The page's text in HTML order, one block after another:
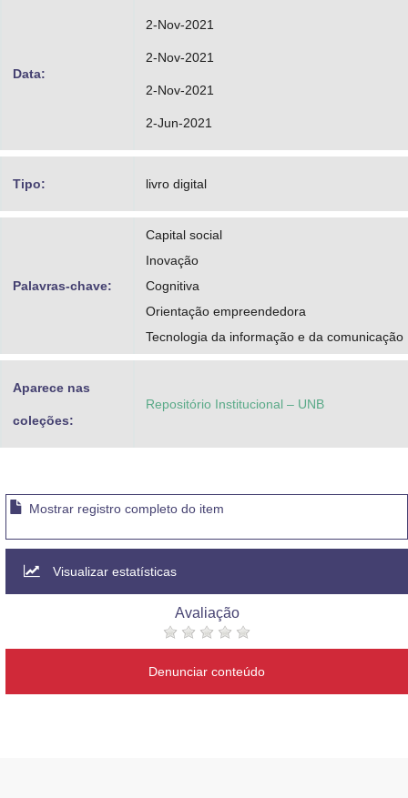
Data:
2-Nov-2021
2-Nov-2021
2-Nov-2021
2-Jun-2021
Tipo: livro digital
Palavras-chave:
Capital social
Inovação
Cognitiva
Orientação empreendedora
Tecnologia da informação e da comunicação
Aparece nas
coleções:
Repositório Institucional – UNB
Mostrar registro completo do item
Visualizar estatísticas
Avaliação
Denunciar conteúdo